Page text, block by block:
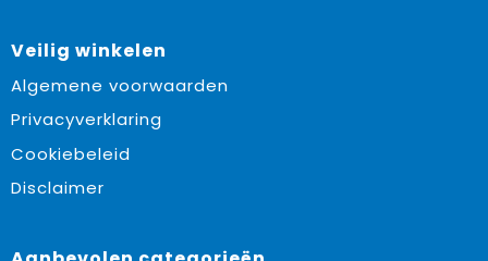
Veilig winkelen
Algemene voorwaarden
Privacyverklaring
Cookiebeleid
Disclaimer